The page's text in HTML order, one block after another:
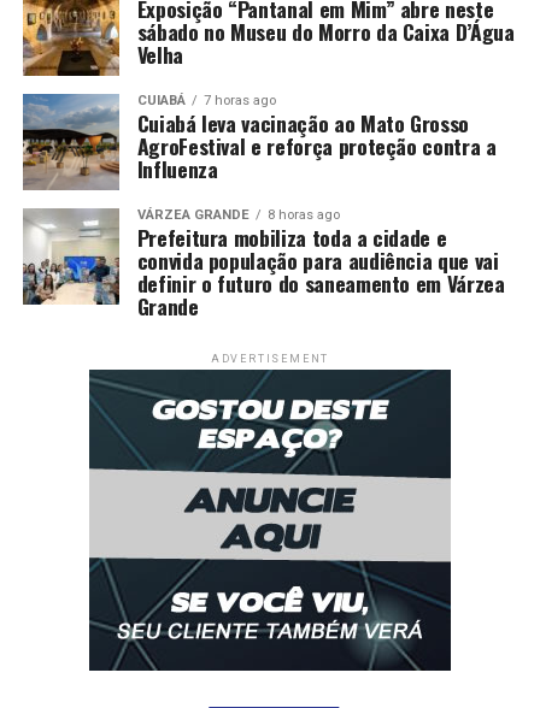
Exposição “Pantanal em Mim” abre neste
sábado no Museu do Morro da Caixa D’Água
Velha
CUIABÁ 7 horas ago
Cuiabá leva vacinação ao Mato Grosso
AgroFestival e reforça proteção contra a
Influenza
VÁRZEA GRANDE 8 horas ago
Prefeitura mobiliza toda a cidade e
convida população para audiência que vai
definir o futuro do saneamento em Várzea
Grande
ADVERTISEMENT